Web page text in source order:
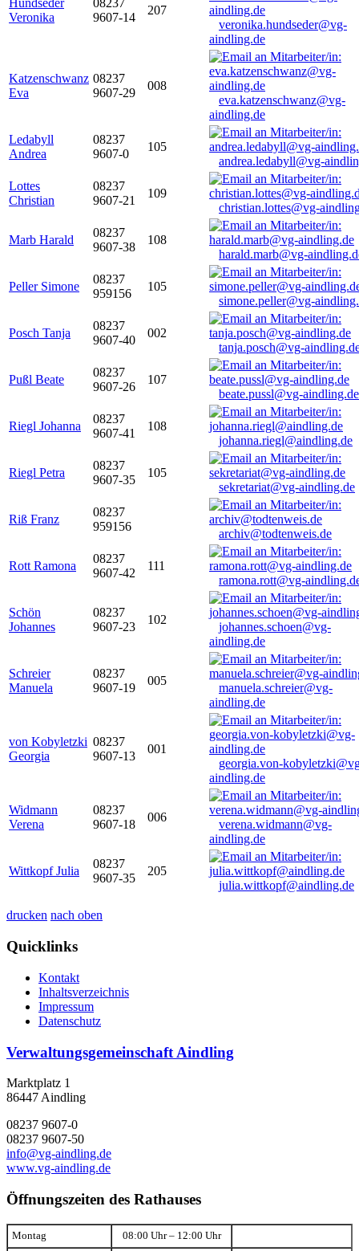
Hundseder
Veronika
08237
9607-14
207
veronika.hundseder@vg-
aindling.de
Katzenschwanz
Eva
08237
9607-29
008
eva.katzenschwanz@vg-
aindling.de
Ledabyll
Andrea
08237
9607-0
105
andrea.ledabyll@vg-
Lottes
Christian
08237
9607-21
109
christian.lottes@vg-
Marb Harald
08237
9607-38
108
harald.marb@vg-
Peller Simone
08237
959156
105
simone.peller@vg-
Posch Tanja
08237
9607-40
002
tanja.posch@vg-
Pußl Beate
08237
9607-26
107
beate.pussl@vg-aindling.de
Riegl Johanna
08237
9607-41
108
johanna.riegl@aindling.de
Riegl Petra
08237
9607-35
105
sekretariat@vg-aindling.de
Riß Franz
08237
959156
archiv@todtenweis.de
Rott Ramona
08237
9607-42
111
ramona.rott@vg-
Schön
Johannes
08237
9607-23
102
johannes.schoen@vg-
aindling.de
Schreier
Manuela
08237
9607-19
005
manuela.schreier@vg-
aindling.de
von Kobyletzki
Georgia
08237
9607-13
001
georgia.von-
aindling.de
Widmann
Verena
08237
9607-18
006
verena.widmann@vg-
aindling.de
Wittkopf Julia
08237
9607-35
205
julia.wittkopf@aindling.de
drucken nach oben
Quicklinks
Kontakt
Inhaltsverzeichnis
Impressum
Datenschutz
Verwaltungsgemeinschaft Aindling
Marktplatz 1
86447 Aindling
08237 9607-0
08237 9607-50
info@vg-aindling.de
www.vg-aindling.de
Öffnungszeiten des Rathauses
Montag 08:00 Uhr – 12:00 Uhr